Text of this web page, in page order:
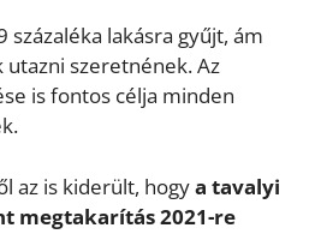
százaléka lakásra gyűjt, ám
utazni szeretnének. Az
is fontos célja minden
az is kiderült, hogya tavalyi
megtakarítás 2021-re